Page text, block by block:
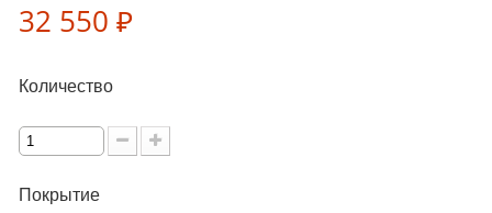
32 550 ₽
Количество
Покрытие